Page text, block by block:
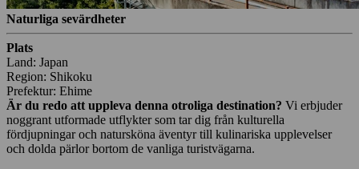
Naturliga sevärdheter
Plats
Land: Japan
Region: Shikoku
Prefektur: Ehime
Är du redo att uppleva denna otroliga destination? Vi erbjuder
noggrant utformade utflykter som tar dig från kulturella
fördjupningar och natursköna äventyr till kulinariska upplevelser
och dolda pärlor bortom de vanliga turistvägarna.